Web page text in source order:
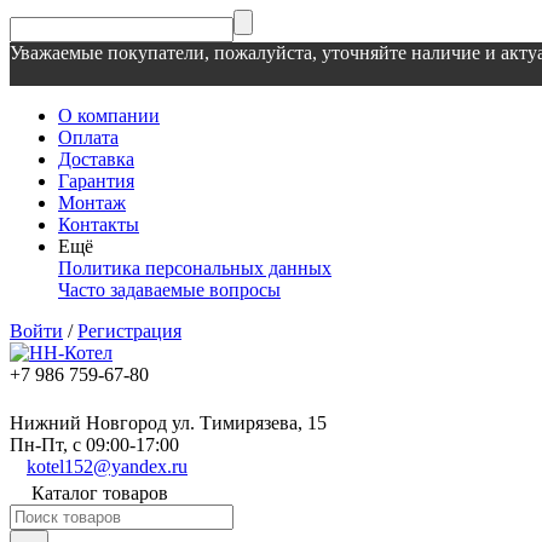
Уважаемые покупатели, пожалуйста, уточняйте наличие и
О компании
Оплата
Доставка
Гарантия
Монтаж
Контакты
Ещё
Политика персональных данных
Часто задаваемые вопросы
Войти /Регистрация
+7 986 759-67-80
Нижний Новгород ул. Тимирязева, 15
Пн-Пт, с 09:00-17:00
kotel152@yandex.ru
Каталог товаров